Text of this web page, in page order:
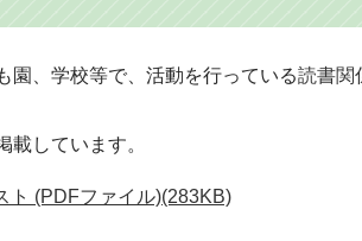
園、学校等で、活動を行っている読書関
しています。
ト (PDFファイル)(283KB)